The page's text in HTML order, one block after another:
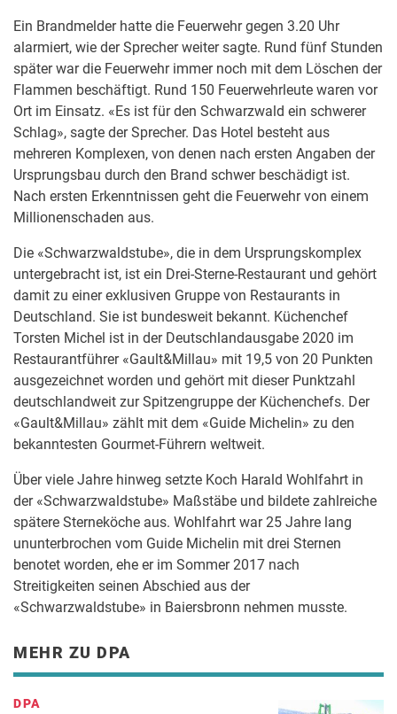
Ein Brandmelder hatte die Feuerwehr gegen 3.20 Uhr
alarmiert, wie der Sprecher weiter sagte. Rund fünf Stunden
später war die Feuerwehr immer noch mit dem Löschen der
Flammen beschäftigt. Rund 150 Feuerwehrleute waren vor
Ort im Einsatz. «Es ist für den Schwarzwald ein schwerer
Schlag», sagte der Sprecher. Das Hotel besteht aus
mehreren Komplexen, von denen nach ersten Angaben der
Ursprungsbau durch den Brand schwer beschädigt ist.
Nach ersten Erkenntnissen geht die Feuerwehr von einem
Millionenschaden aus.
Die «Schwarzwaldstube», die in dem Ursprungskomplex
untergebracht ist, ist ein Drei-Sterne-Restaurant und gehört
damit zu einer exklusiven Gruppe von Restaurants in
Deutschland. Sie ist bundesweit bekannt. Küchenchef
Torsten Michel ist in der Deutschlandausgabe 2020 im
Restaurantführer «Gault&Millau» mit 19,5 von 20 Punkten
ausgezeichnet worden und gehört mit dieser Punktzahl
deutschlandweit zur Spitzengruppe der Küchenchefs. Der
«Gault&Millau» zählt mit dem «Guide Michelin» zu den
bekanntesten Gourmet-Führern weltweit.
Über viele Jahre hinweg setzte Koch Harald Wohlfahrt in
der «Schwarzwaldstube» Maßstäbe und bildete zahlreiche
spätere Sterneköche aus. Wohlfahrt war 25 Jahre lang
ununterbrochen vom Guide Michelin mit drei Sternen
benotet worden, ehe er im Sommer 2017 nach
Streitigkeiten seinen Abschied aus der
«Schwarzwaldstube» in Baiersbronn nehmen musste.
MEHR ZU DPA
DPA